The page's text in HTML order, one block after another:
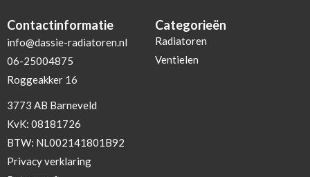
Categorieën
Radiatoren
Ventielen
Contactinformatie
info@dassie-radiatoren.nl
06-25004875
Roggeakker 16
3773 AB Barneveld
KvK: 08181726
BTW: NL002141801B92
Privacy verklaring